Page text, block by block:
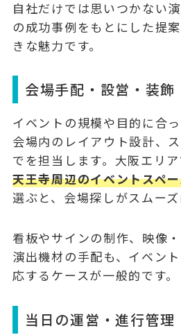
自社だけでは思いつかない
の成功事例をもとにした提
きな魅力です。
会場手配・設営・装飾
イベントの規模や目的に合
会場内のレイアウト設計、
でを担当します。大阪エリ
天王寺周辺のイベントスペ
選ぶと、会場探しがスムーズ
看板やサインの制作、映像
演出機材の手配も、イベン
応するケースが一般的です。
当日の運営・進行管理